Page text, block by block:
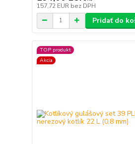
157,72 EUR bez DPH
Pridať do
TOP produkt
Akcia